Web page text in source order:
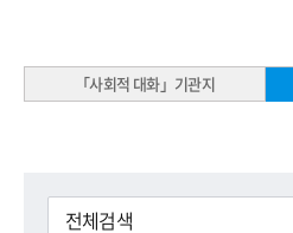
「사회적 대화」기관지